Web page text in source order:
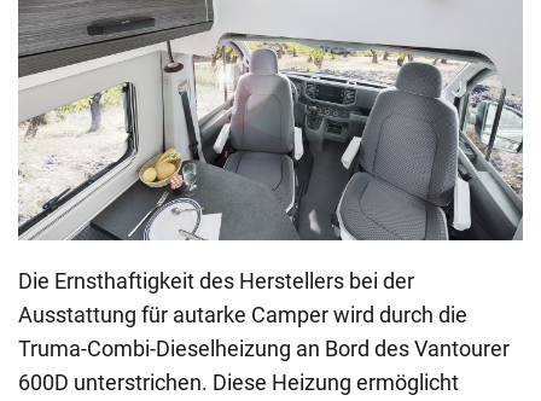
Die Ernsthaftigkeit des Herstellers bei der
Ausstattung für autarke Camper wird durch die
Truma-Combi-Dieselheizung an Bord des Vantourer
600D unterstrichen. Diese Heizung ermöglicht